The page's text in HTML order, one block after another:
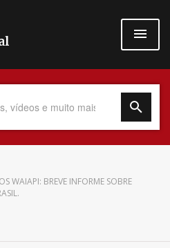
WAIAPI: BREVE INFORME SOBRE